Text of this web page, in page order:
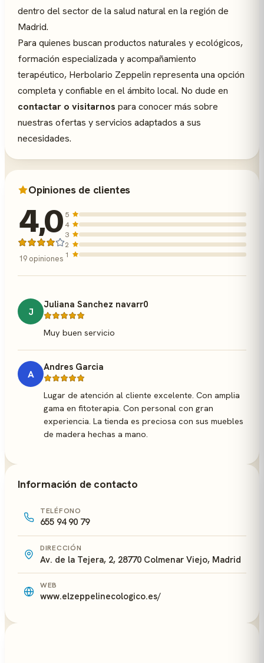
dentro del sector de la salud natural en la región de
Madrid.
Para quienes buscan productos naturales y ecológicos,
formación especializada y acompañamiento
terapéutico, Herbolario Zeppelin representa una opción
completa y confiable en el ámbito local. No dude en
contactar o visitarnos para conocer más sobre
nuestras ofertas y servicios adaptados a sus
necesidades.
Opiniones de clientes
4,0
19 opiniones
5
4
3
2
1
J
Juliana Sanchez navarr0
Muy buen servicio
A
Andres Garcia
Lugar de atención al cliente excelente. Con amplia
gama en fitoterapia. Con personal con gran
experiencia. La tienda es preciosa con sus muebles
de madera hechas a mano.
Información de contacto
TELÉFONO
655 94 90 79
DIRECCIÓN
Av. de la Tejera, 2, 28770 Colmenar Viejo, Madrid
WEB
www.elzeppelinecologico.es/